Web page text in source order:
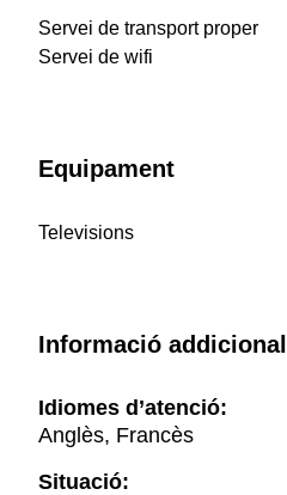
Servei de transport proper
Servei de wifi
Equipament
Televisions
Informació addicional
Idiomes d’atenció:
Anglès, Francès
Situació: